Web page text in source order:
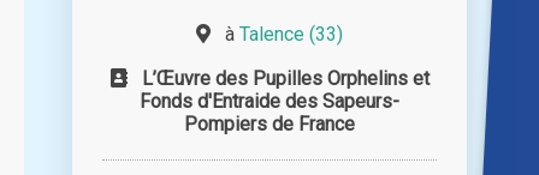
à Talence (33)
L’Œuvre des Pupilles Orphelins et
Fonds d'Entraide des Sapeurs-
Pompiers de France